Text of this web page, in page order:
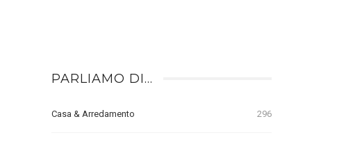
PARLIAMO DI…
Casa & Arredamento 296